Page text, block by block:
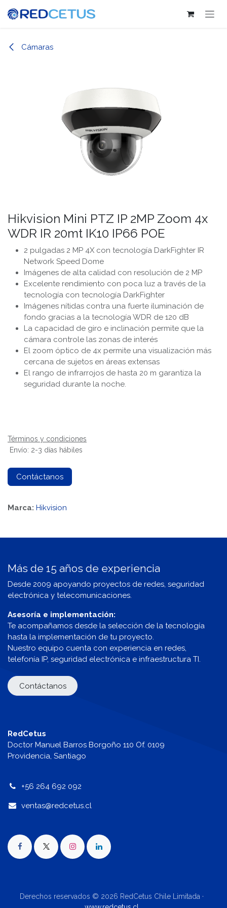
Cámaras
Hikvision Mini PTZ IP 2MP Zoom 4x
WDR IR 20mt IK10 IP66 POE
2 pulgadas 2 MP 4X con tecnología DarkFighter IR
Network Speed Dome
Imágenes de alta calidad con resolución de 2 MP
Excelente rendimiento con poca luz a través de la
tecnología con tecnología DarkFighter
Imágenes nítidas contra una fuerte iluminación de
fondo gracias a la tecnología WDR de 120 dB
La capacidad de giro e inclinación permite que la
cámara controle las zonas de interés
El zoom óptico de 4x permite una visualización más
cercana de sujetos en áreas extensas
El rango de infrarrojos de hasta 20 m garantiza la
seguridad durante la noche.
Términos y condiciones
Envío: 2-3 días hábiles
Contáctanos
Marca: Hikvision
Más de 15 años de experiencia
Desde 2009 apoyando proyectos de redes, seguridad
electrónica y telecomunicaciones.
Asesoría e implementación:
Te acompañamos desde la selección de la tecnología
hasta la implementación de tu proyecto.
Nuestro equipo cuenta con experiencia en redes,
telefonía IP, seguridad electrónica e infraestructura TI.
Contáctanos
RedCetus
Doctor Manuel Barros Borgoño 110 Of. 0109
Providencia, Santiago
+56 264 692 092
ventas@redcetus.cl
Derechos reservados © 2026 RedCetus Chile Limitada ·